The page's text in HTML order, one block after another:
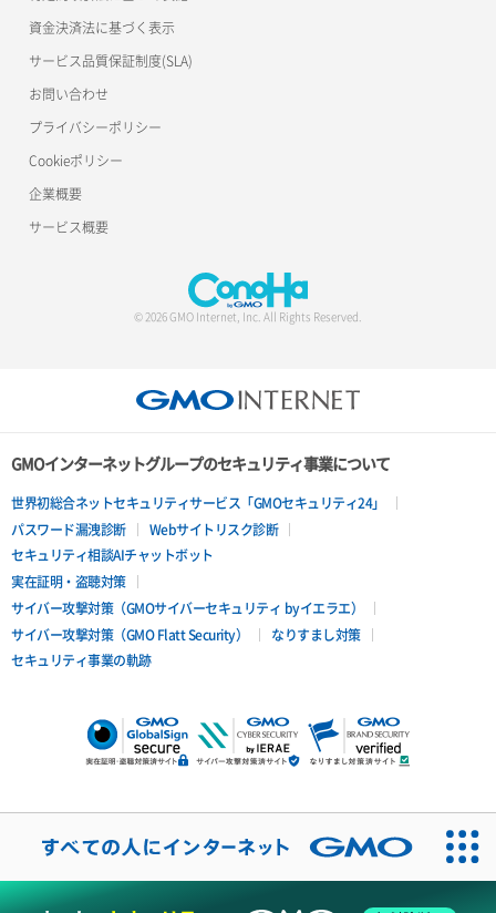
資金決済法に基づく表示
サービス品質保証制度(SLA)
お問い合わせ
プライバシーポリシー
Cookieポリシー
企業概要
サービス概要
© 2026 GMO Internet, Inc. All Rights Reserved.
GMOインターネットグループのセキュリティ事業について
世界初総合ネットセキュリティサービス「GMOセキュリティ24」
パスワード漏洩診断
Webサイトリスク診断
セキュリティ相談AIチャットボット
実在証明・盗聴対策
サイバー攻撃対策（GMOサイバーセキュリティ byイエラエ）
サイバー攻撃対策（GMO Flatt Security）
なりすまし対策
セキュリティ事業の軌跡